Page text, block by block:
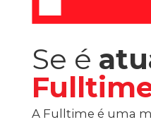
Se é
A Fulltime é uma